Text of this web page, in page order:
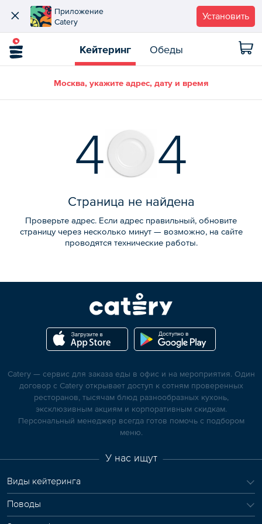
Приложение
Catery
Установить
Кейтеринг Обеды
Москва, укажите адрес, дату и время
4 4
Страница не найдена
Проверьте адрес. Если адрес правильный, обновите
страницу через несколько минут — возможно, на сайте
проводятся технические работы.
Catery — сервис для заказа еды в офис и на мероприятия. Один
договор с Catery открывает доступ к сотням проверенных
ресторанов, тысячам блюд разнообразных кухонь,
эксклюзивным акциям и корпоративным скидкам.
Персональный менеджер всегда готов помочь с подбором
меню.
У нас ищут
Виды кейтеринга
Поводы